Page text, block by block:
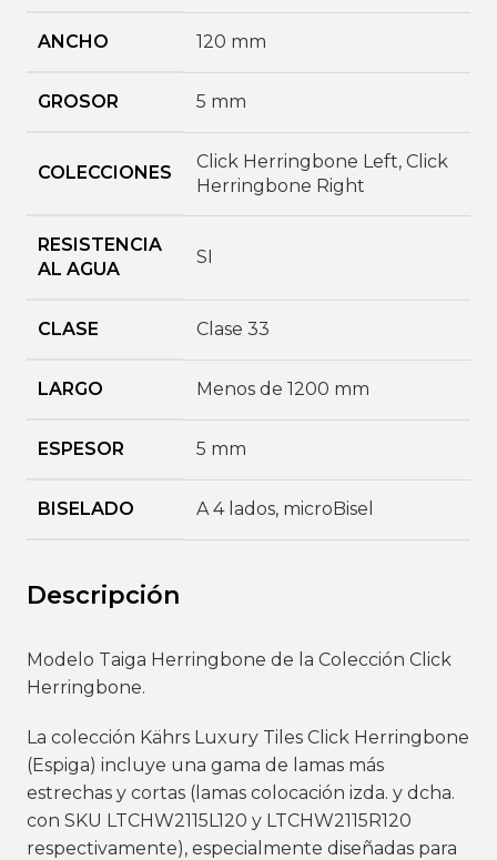
ANCHO 120 mm
GROSOR 5 mm
COLECCIONES
Click Herringbone Left, Click
Herringbone Right
RESISTENCIA
AL AGUA
SI
CLASE Clase 33
LARGO Menos de 1200 mm
ESPESOR 5 mm
BISELADO A 4 lados, microBisel
Descripción
Modelo Taiga Herringbone de la Colección Click
Herringbone.
La colección Kährs Luxury Tiles Click Herringbone
(Espiga) incluye una gama de lamas más
estrechas y cortas (lamas colocación izda. y dcha.
con SKU LTCHW2115L120 y LTCHW2115R120
respectivamente), especialmente diseñadas para